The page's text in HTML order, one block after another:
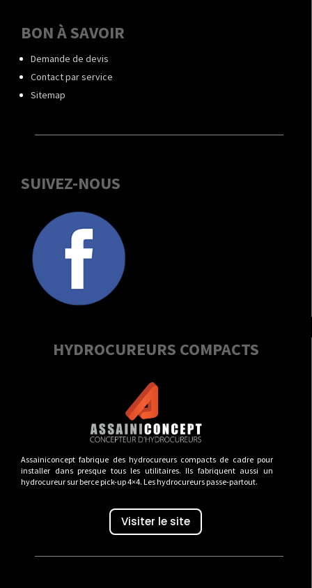
BON À SAVOIR
Demande de devis
Contact par service
Sitemap
SUIVEZ-NOUS
HYDROCUREURS COMPACTS
Assainiconcept fabrique des hydrocureurs compacts de cadre pour
installer dans presque tous les utilitaires. Ils fabriquent aussi un
hydrocureur sur berce pick-up 4×4. Les hydrocureurs passe-partout.
Visiter le site